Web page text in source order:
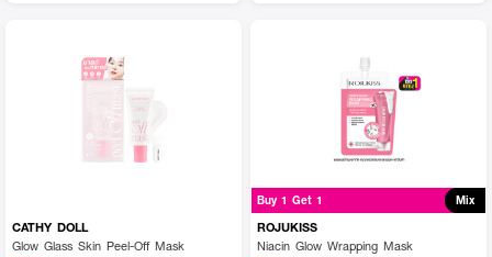
CATHY DOLL
Glow Glass Skin Peel-Off Mask
Buy 1 Get 1 Mix
ROJUKISS
Niacin Glow Wrapping Mask